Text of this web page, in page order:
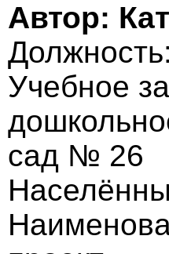
Автор:
Учебное
сад № 26